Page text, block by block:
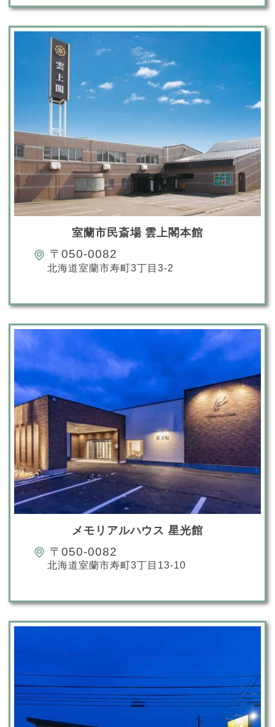
室蘭市民斎場 雲上閣本館
〒050-0082
北海道室蘭市寿町3丁目3-2
メモリアルハウス 星光館
〒050-0082
北海道室蘭市寿町3丁目13-10